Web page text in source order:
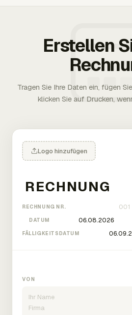
Erstellen
Tragen Sie Ihre Daten ein, fügen
klicken Sie auf Drucken,
Logo hinzufügen
RECHNUNG NR.
DATUM
FÄLLIGKEITSDATUM
VON